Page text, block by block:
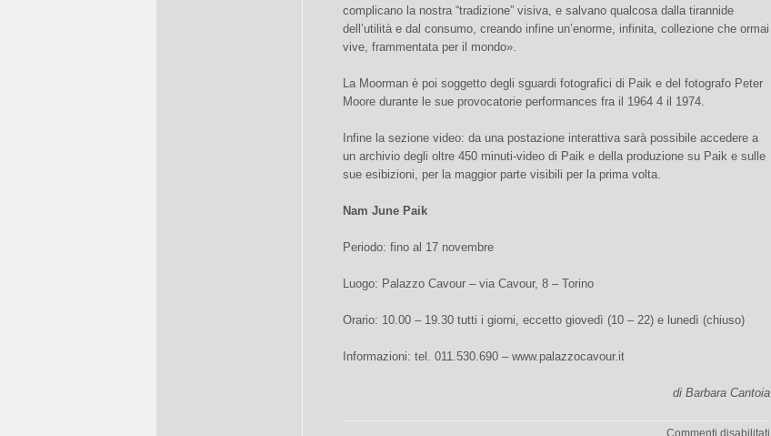
complicano la nostra “tradizione” visiva, e salvano qualcosa dalla tirannide
dell’utilità e dal consumo, creando infine un’enorme, infinita, collezione che ormai
vive, frammentata per il mondo».
La Moorman è poi soggetto degli sguardi fotografici di Paik e del fotografo Peter
Moore durante le sue provocatorie performances fra il 1964 4 il 1974.
Infine la sezione video: da una postazione interattiva sarà possibile accedere a
un archivio degli oltre 450 minuti-video di Paik e della produzione su Paik e sulle
sue esibizioni, per la maggior parte visibili per la prima volta.
Nam June Paik
Periodo: fino al 17 novembre
Luogo: Palazzo Cavour – via Cavour, 8 – Torino
Orario: 10.00 – 19.30 tutti i giorni, eccetto giovedì (10 – 22) e lunedì (chiuso)
Informazioni: tel. 011.530.690 – www.palazzocavour.it
di Barbara Cantoia
Commenti disabilitati